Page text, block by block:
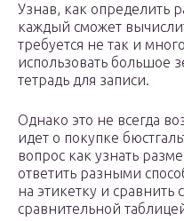
Узнав, как определить
каждый сможет
требуется не так и
использовать большое
тетрадь для записи.
Однако это не всегда
идет о покупке
вопрос как узнать
ответить разными
на этикетку и
сравнительной